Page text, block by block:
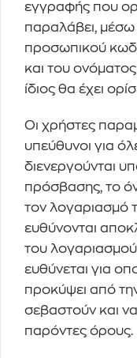
εγγραφής που
παραλάβει, μέσω
προσωπικού
και του
ίδιος θα έχει
Οι χρήστες
υπεύθυνοι για
διενεργούνται
πρόσβασης, το
τον λογαριασμό
ευθύνονται
του λογαριασμού
ευθύνεται για
προκύψει από
σεβαστούν και
παρόντες όρους.